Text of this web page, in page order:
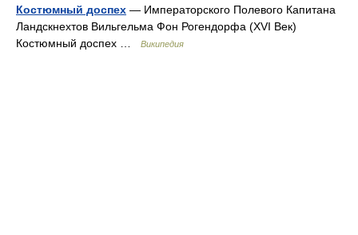
Костюмный доспех — Императорского Полевого Капитана
Ландскнехтов Вильгельма Фон Рогендорфа (XVI Век)
Костюмный доспех …
Википедия